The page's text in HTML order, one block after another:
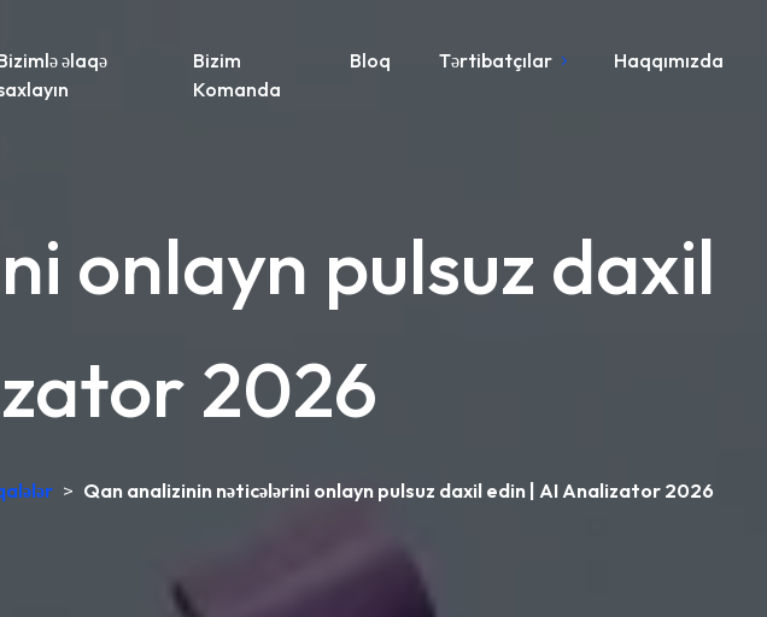
əlaqə
Bizim
Komanda
Bloq Tərtibatçılar Haqqımızda
onlayn pulsuz daxil
2026
> Qan analizinin nəticələrini onlayn pulsuz daxil edin | AI Analizator 2026